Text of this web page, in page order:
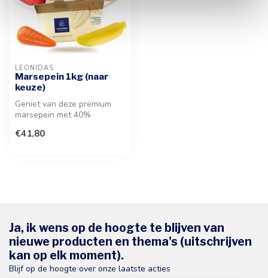
LEONIDAS
Marsepein 1kg (naar
keuze)
Geniet van deze premium
marsepein met 40%
textuur en ri...
€41,80
Ja, ik wens op de hoogte te blijven van
nieuwe producten en thema's (uitschrijven
kan op elk moment).
Blijf op de hoogte over onze laatste acties